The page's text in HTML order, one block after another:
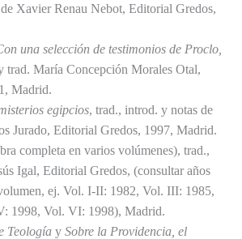
Xavier Renau Nebot, Editorial Gredos,
una selección de testimonios de Proclo,
trad. María Concepción Morales Otal,
Madrid.
egipcios, trad., introd. y notas de
Jurado, Editorial Gredos, 1997, Madrid.
completa en varios volúmenes), trad.,
Igal, Editorial Gredos, (consultar años
ej. Vol. I-II: 1982, Vol. III: 1985,
1998, Vol. VI: 1998), Madrid.
Teología y Sobre la Providencia, el